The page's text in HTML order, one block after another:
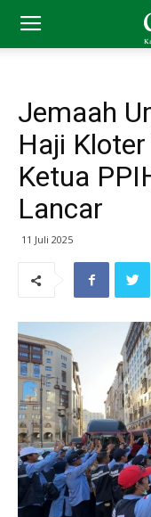
Jemaah
Haji
Ketua
Lancar
11 Juli 2025